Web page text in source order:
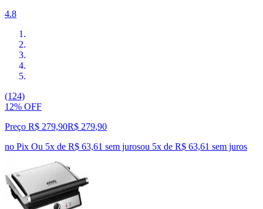
4.8
(124)
12% OFF
Preço R$ 279,90R$ 279,90
no Pix Ou 5x de R$ 63,61 sem jurosou 5x de R$ 63,61 sem juros